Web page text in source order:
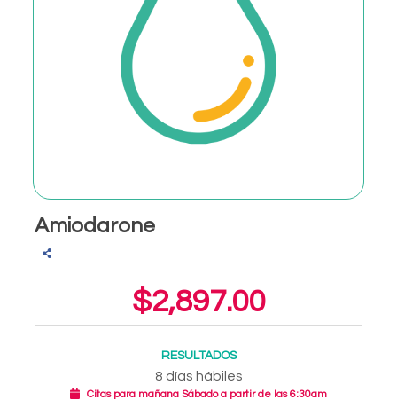
Amiodarone
$2,897.00
RESULTADOS
8 días hábiles
Citas para mañana Sábado a partir de las 6:30am